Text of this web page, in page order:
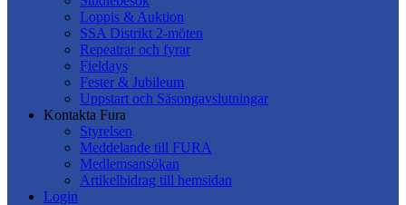
Loppis & Auktion
SSA Distrikt 2-möten
Repeatrar och fyrar
Fieldays
Fester & Jubileum
Uppstart och Säsongavslutningar
Kontakta Fura
Styrelsen
Meddelande till FURA
Medlemsansökan
Artikelbidrag till hemsidan
Login